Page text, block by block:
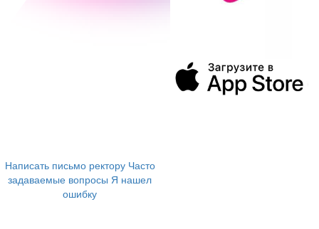
Написать письмо ректору Часто
задаваемые вопросы Я нашел
ошибку